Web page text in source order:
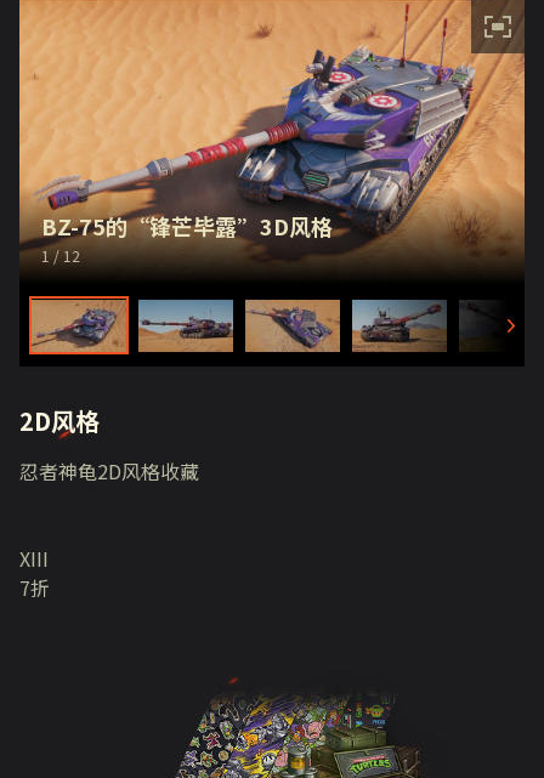
BZ-75的“锋芒毕露”3D风格
1/ 12
2D风格
忍者神龟2D风格收藏
XIII
7折